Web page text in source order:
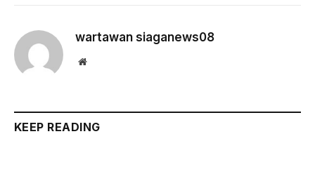
wartawan siaganews08
Website
KEEP READING